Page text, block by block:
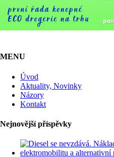
MENU
Úvod
Aktuality, Novinky
Názory
Kontakt
Nejnovější příspěvky